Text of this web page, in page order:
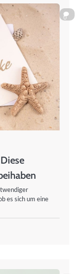
0
es sich um eine